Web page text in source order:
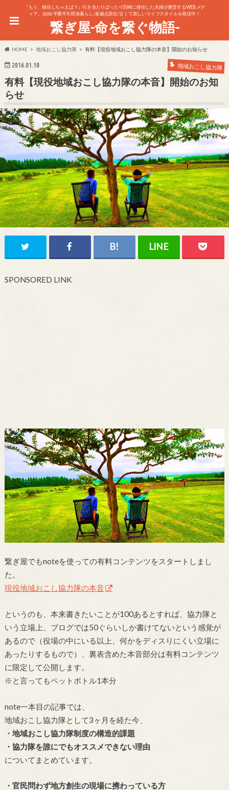
『もう、移住しちゃえば？』行き当たりばったり宮崎に移住した夫婦が運営するWEBメデ
ィア。自給/半農半X/田舎暮らし/多拠点居住/古くて新しいライフスタイルを発信中！
繋ぎ屋-命を繋ぐ物語-
HOME 地域おこし協力隊 有料【現役地域おこし協力隊の本音】開始のお知らせ
2016.01.10 地域おこし協力隊
有料【現役地域おこし協力隊の本音】開始のお知
らせ
SPONSORED LINK
繋ぎ屋でもnoteを使っての有料コンテンツをスタートしまし
た。
現役地域おこし協力隊の本音
というのも、本来書きたいことが100あるとすれば、協力隊と
いう立場上、ブログでは50ぐらいしか書けてないという感覚が
あるので（役場の中にいる以上、何かをディスりにくい立場に
あったりするもので）、裏表含めた本音部分は有料コンテンツ
に限定して公開します。
※と言ってもペットボトル1本分
note一本目の記事では、
地域おこし協力隊として3ヶ月を経た今、
・地域おこし協力隊制度の構造的課題
・協力隊を誰にでもオススメできない理由
についてまとめています。
・官民問わず地方創生の現場に携わっている方